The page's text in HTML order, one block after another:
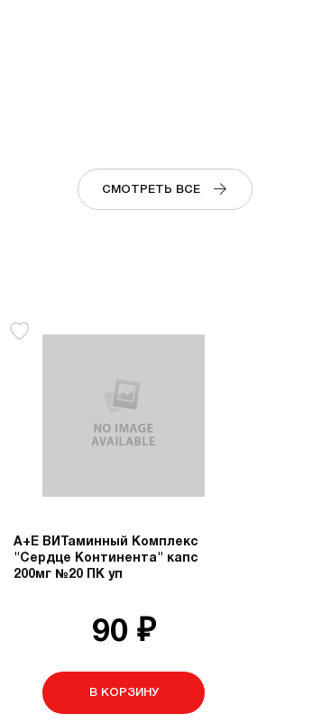
СМОТРЕТЬ ВСЕ
А+Е ВИТаминный Комплекс
"Сердце Континента" капс
200мг №20 ПК уп
90 ₽
В КОРЗИНУ